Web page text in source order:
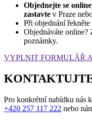
Objednejte se
zastavte v Praze
Při objednání řekněte
Objednáváte online?
poznámky.
VYPLNIT FORMULÁŘ
Pro konkrétní nabídku nás
+420 257 117 222 nebo